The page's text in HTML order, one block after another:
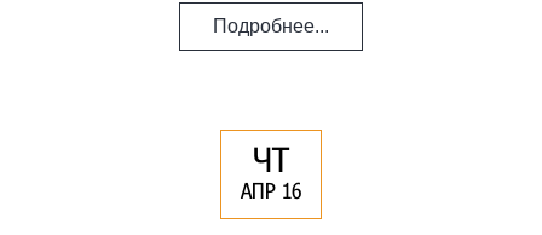
Подробнее...
ЧТ
АПР 16